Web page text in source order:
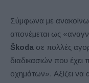
Σύμφωνα με
απονέμεται ως
Škoda σε πολλές
διαδικασιών που
οχημάτων». Αξίζει να